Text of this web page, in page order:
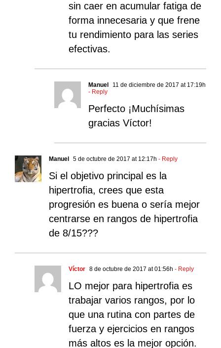
sin caer en acumular fatiga de
forma innecesaria y que frene
tu rendimiento para las series
efectivas.
Manuel
11 de diciembre de 2017 at 17:19h
- Reply
Perfecto ¡Muchísimas
gracias Víctor!
Manuel 5 de octubre de 2017 at 12:17h - Reply
Si el objetivo principal es la
hipertrofia, crees que esta
progresión es buena o sería mejor
centrarse en rangos de hipertrofia
de 8/15???
Víctor 8 de octubre de 2017 at 01:56h - Reply
LO mejor para hipertrofia es
trabajar varios rangos, por lo
que una rutina con partes de
fuerza y ejercicios en rangos
más altos es la mejor opción.